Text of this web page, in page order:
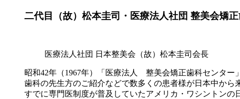
二代目（故）松本圭司・医療法人社団 整美会矯
医療法人社団 日本整美会（故）松本圭司会長
昭和42年（1967年）「医療法人 整美会矯正歯科センター
歯科の先生方のご紹介などで数多くの患者様が日本中から
すでに専門医制度が普及していたアメリカ・ワシントンの